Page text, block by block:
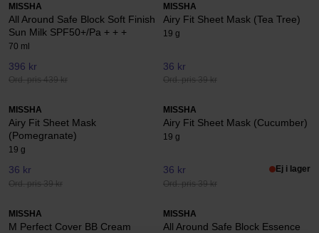
MISSHA
All Around Safe Block Soft Finish
Sun Milk SPF50+/Pa + + +
70 ml
396 kr
Ord. pris 439 kr
MISSHA
Airy Fit Sheet Mask (Tea Tree)
19 g
36 kr
Ord. pris 39 kr
MISSHA
Airy Fit Sheet Mask
(Pomegranate)
19 g
36 kr
Ord. pris 39 kr
MISSHA
Airy Fit Sheet Mask (Cucumber)
19 g
36 kr
Ord. pris 39 kr
Ej i lager
MISSHA
M Perfect Cover BB Cream
MISSHA
All Around Safe Block Essence